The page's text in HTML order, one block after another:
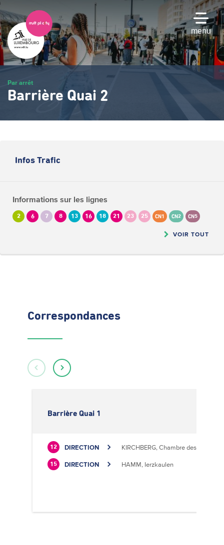
Passer
au
contenu
principal
menu
Par arrêt
Barrière Quai 2
Infos Trafic
Informations sur les lignes
2 6 7 8 13 16 18 21 23 25 CN1 CN2 CN5
VOIR TOUT
Correspondances
Barrière Quai 1
12 DIRECTION KIRCHBERG, Chambre des Métiers
15 DIRECTION HAMM, Ierzkaulen